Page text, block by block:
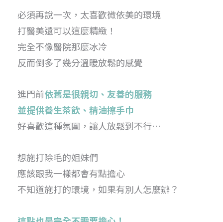
必須再說一次，太喜歡微依美的環境
打醫美還可以這麼精緻！
完全不像醫院那麼冰冷
反而倒多了幾分溫暖放鬆的感覺
進門前依舊是很親切、友善的服務
並提供養生茶飲、精油擦手巾
好喜歡這種氛圍，讓人放鬆到不行…
想施打除毛的姐妹們
應該跟我一樣都會有點擔心
不知道施打的環境，如果有別人怎麼辦？